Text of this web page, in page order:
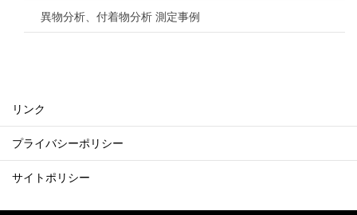
異物分析、付着物分析 測定事例
リンク
プライバシーポリシー
サイトポリシー